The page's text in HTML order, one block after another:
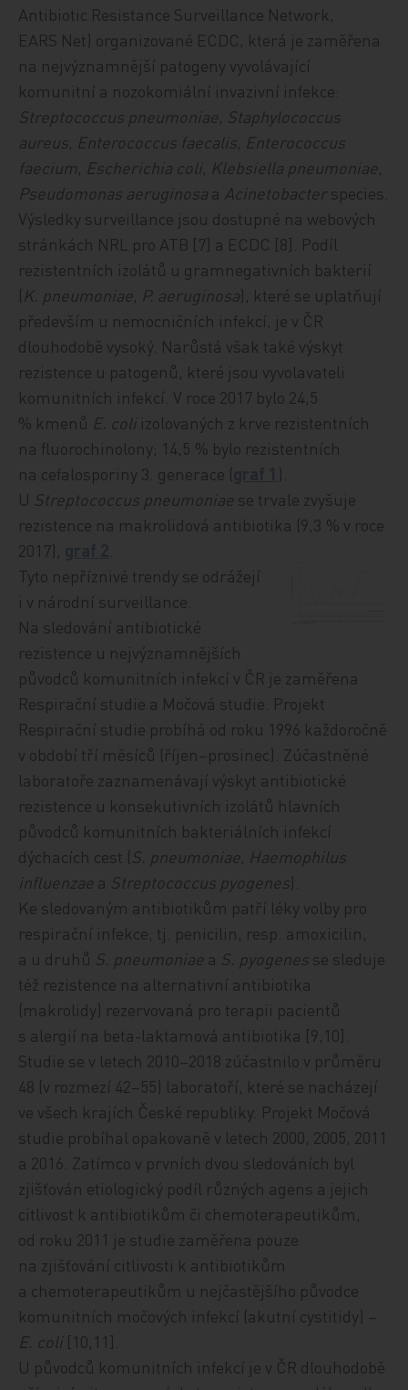
Antibiotic Resistance Surveillance Network,
EARS Net) organizované ECDC, která je zaměřena
na nejvýznamnější patogeny vyvolávající
komunitní a nozokomiální invazivní infekce:
Streptococcus pneumoniae, Staphylococcus
aureus, Enterococcus faecalis, Enterococcus
faecium, Escherichia coli, Klebsiella pneumoniae,
Pseudomonas aeruginosa a Acinetobacter species.
Výsledky surveillance jsou dostupné na webových
stránkách NRL pro ATB [7] a ECDC [8]. Podíl
rezistentních izolátů u gramnegativních bakterií
(K. pneumoniae, P. aeruginosa), které se uplatňují
především u nemocničních infekcí, je v ČR
dlouhodobě vysoký. Narůstá však také výskyt
rezistence u patogenů, které jsou vyvolavateli
komunitních infekcí. V roce 2017 bylo 24,5
% kmenů E. coli izolovaných z krve rezistentních
na fluorochinolony; 14,5 % bylo rezistentních
na cefalosporiny 3. generace (
).
U Streptococcus pneumoniae se trvale zvyšuje
rezistence na makrolidová antibiotika (9,3 % v roce
2017),
Tyto nepříznivé trendy se odrážejí
i v národní surveillance.
Na sledování antibiotické
rezistence u nejvýznamnějších
původců komunitních infekcí v ČR je zaměřena
Respirační studie a Močová studie. Projekt
Respirační studie probíhá od roku 1996 každoročně
v období tří měsíců (říjen–prosinec). Zúčastněné
laboratoře zaznamenávají výskyt antibiotické
rezistence u konsekutivních izolátů hlavních
původců komunitních bakteriálních infekcí
dýchacích cest (S. pneumoniae, Haemophilus
influenzae a Streptococcus pyogenes).
Ke sledovaným antibiotikům patří léky volby pro
respirační infekce, tj. penicilin, resp. amoxicilin,
a u druhů S. pneumoniae a S. pyogenes se sleduje
též rezistence na alternativní antibiotika
(makrolidy) rezervovaná pro terapii pacientů
s alergií na beta-laktamová antibiotika [9,10]
Studie se v letech 2010–2018 zúčastnilo v průměru
48 (v rozmezí 42–55) laboratoří, které se nacházejí
ve všech krajích České republiky. Projekt Močová
studie probíhal opakovaně v letech 2000, 2005, 2011
a 2016. Zatímco v prvních dvou sledováních byl
zjišťován etiologický podíl různých agens a jejich
citlivost k antibiotikům či chemoterapeutikům,
od roku 2011 je studie zaměřena pouze
na zjišťování citlivosti k antibiotikům
a chemoterapeutikům u nejčastějšího původce
komunitních močových infekcí (akutní cystitidy) –
E. coli [10,11]
U původců komunitních infekcí je v ČR dlouhodobě